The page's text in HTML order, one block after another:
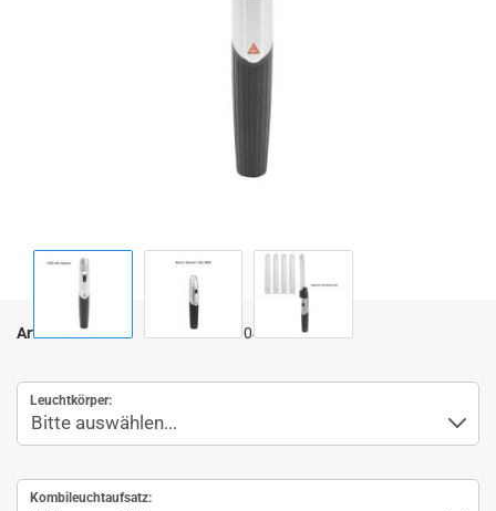
Art.Nr.: 010406
Leuchtkörper:
Kombileuchtaufsatz: